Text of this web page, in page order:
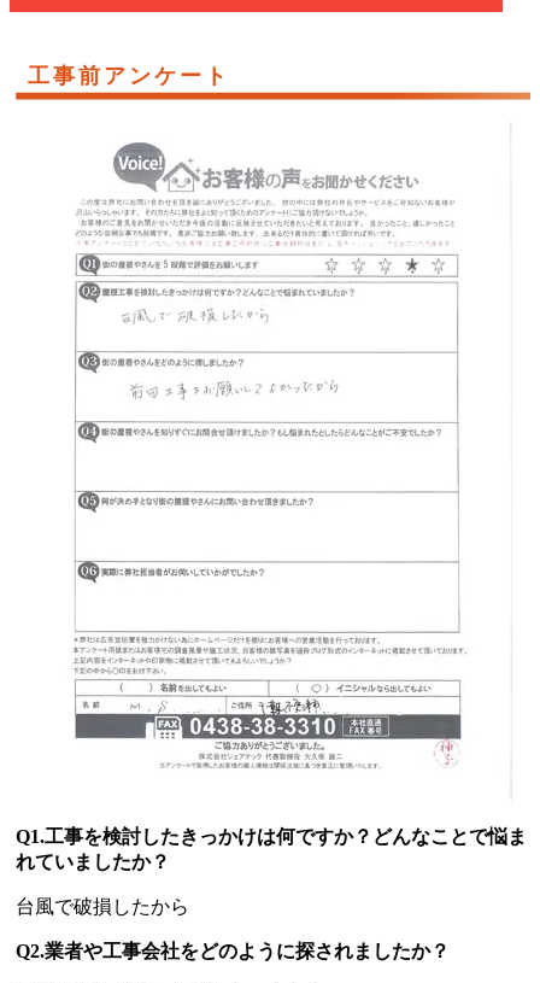
工事前アンケート
Q1.工事を検討したきっかけは何ですか？どんなことで悩ま
れていましたか？
台風で破損したから
Q2.業者や工事会社をどのように探されましたか？